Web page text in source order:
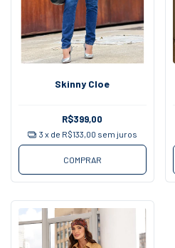
Skinny Cloe
R$399,00
3 x de R$133,00 sem juros
COMPRAR